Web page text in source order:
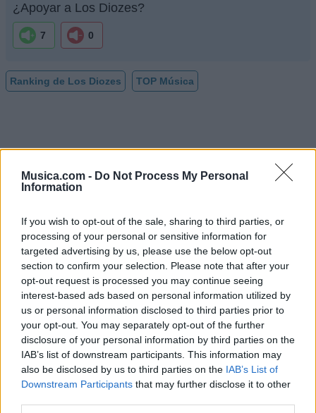
Musica.com - Do Not Process My Personal
Information
If you wish to opt-out of the sale, sharing to third parties, or
processing of your personal or sensitive information for
targeted advertising by us, please use the below opt-out
section to confirm your selection. Please note that after your
opt-out request is processed you may continue seeing
interest-based ads based on personal information utilized by
us or personal information disclosed to third parties prior to
your opt-out. You may separately opt-out of the further
disclosure of your personal information by third parties on the
IAB’s list of downstream participants. This information may
also be disclosed by us to third parties on the IAB’s List of
Downstream Participants that may further disclose it to other
¿Apoyar a Los Diozes?
7 0
Ranking de Los Diozes TOP Música
Ver perfil
@musicapuntocom Ver perfil